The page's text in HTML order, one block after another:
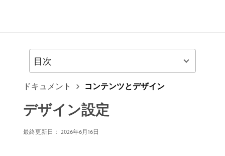
ドキュメント コンテンツとデザイン
デザイン設定
最終更新日： 2026年6月16日
目次